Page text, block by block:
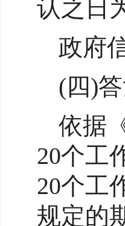
认之日
政府
(四)
依据
20个工
20个工
规定的